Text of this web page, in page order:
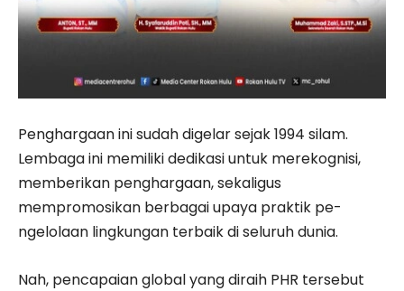
Penghargaan ini sudah digelar sejak 1994 silam.
Lembaga ini memiliki dedikasi untuk merekognisi,
memberikan penghargaan, sekaligus
mempromosikan berbagai upaya praktik pe­
ngelolaan lingkungan terbaik di seluruh dunia.
Nah, pencapaian global yang diraih PHR tersebut